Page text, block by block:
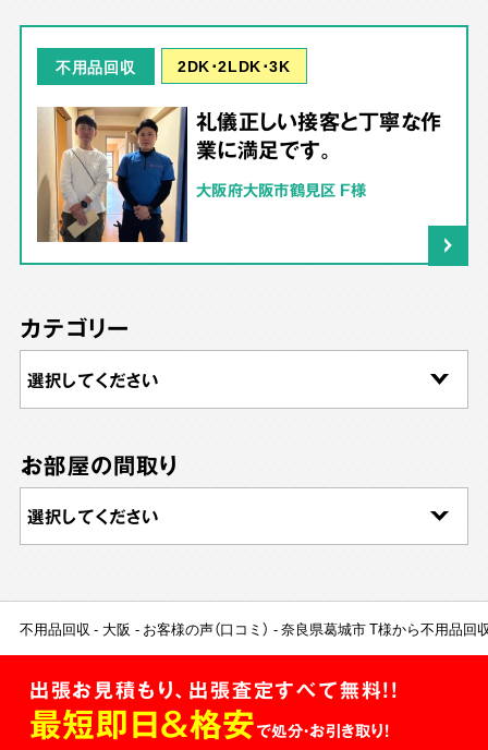
不用品回収 2DK･2LDK･3K
礼儀正しい接客と丁寧な作
業に満足です。
大阪府大阪市鶴見区 F様
カテゴリー
お部屋の間取り
不用品回収 大阪 お客様の声（口コミ） 奈良県葛城市 T様から不用品回
出張お見積もり、出張査定すべて無料!!
最短即日＆格安で処分・お引き取り！